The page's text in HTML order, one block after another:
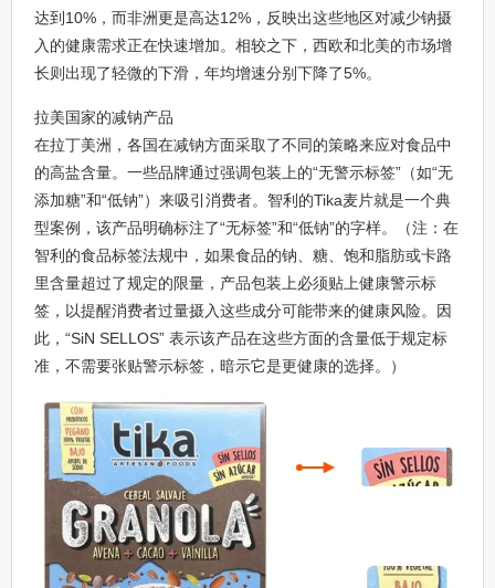
达到10%，而非洲更是高达12%，反映出这些地区对减少钠摄
入的健康需求正在快速增加。相较之下，西欧和北美的市场增
长则出现了轻微的下滑，年均增速分别下降了5%。
拉美国家的减钠产品
在拉丁美洲，各国在减钠方面采取了不同的策略来应对食品中
的高盐含量。一些品牌通过强调包装上的“无警示标签”（如“无
添加糖”和“低钠”）来吸引消费者。智利的Tika麦片就是一个典
型案例，该产品明确标注了“无标签”和“低钠”的字样。（注：在
智利的食品标签法规中，如果食品的钠、糖、饱和脂肪或卡路
里含量超过了规定的限量，产品包装上必须贴上健康警示标
签，以提醒消费者过量摄入这些成分可能带来的健康风险。因
此，“SiN SELLOS” 表示该产品在这些方面的含量低于规定标
准，不需要张贴警示标签，暗示它是更健康的选择。）